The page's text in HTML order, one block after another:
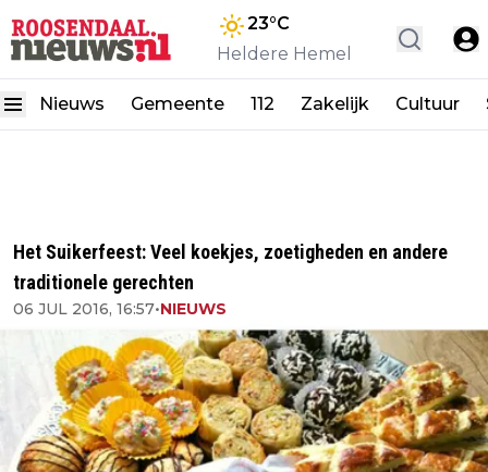
23°C
Heldere Hemel
Nieuws Gemeente 112 Zakelijk Cultuur
Het Suikerfeest: Veel koekjes, zoetigheden en andere
traditionele gerechten
06 JUL 2016, 16:57•NIEUWS